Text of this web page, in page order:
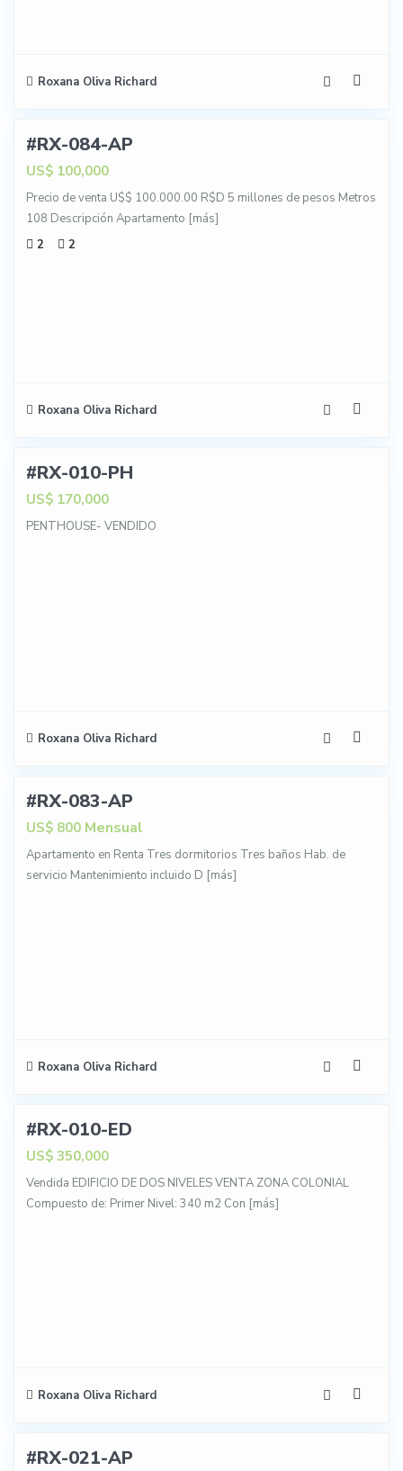
Roxana Oliva Richard
#RX-084-AP
US$ 100,000
Precio de venta U$$ 100.000.00 R$D 5 millones de pesos Metros
108 Descripción Apartamento [más]
2
2
Roxana Oliva Richard
#RX-010-PH
US$ 170,000
PENTHOUSE- VENDIDO
Roxana Oliva Richard
#RX-083-AP
US$ 800 Mensual
Apartamento en Renta Tres dormitorios Tres baños Hab. de
servicio Mantenimiento incluido D [más]
Roxana Oliva Richard
#RX-010-ED
US$ 350,000
Vendida EDIFICIO DE DOS NIVELES VENTA ZONA COLONIAL
Compuesto de: Primer Nivel: 340 m2 Con [más]
Roxana Oliva Richard
#RX-021-AP